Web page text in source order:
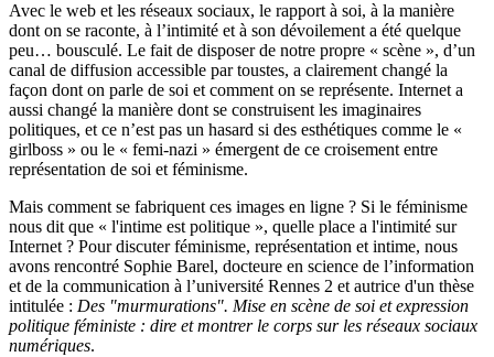
Avec le web et les réseaux sociaux, le rapport à soi, à la manière
dont on se raconte, à l’intimité et à son dévoilement a été quelque
peu… bousculé. Le fait de disposer de notre propre « scène », d’un
canal de diffusion accessible par toustes, a clairement changé la
façon dont on parle de soi et comment on se représente. Internet a
aussi changé la manière dont se construisent les imaginaires
politiques, et ce n’est pas un hasard si des esthétiques comme le «
girlboss » ou le « femi-nazi » émergent de ce croisement entre
représentation de soi et féminisme.
Mais comment se fabriquent ces images en ligne ? Si le féminisme
nous dit que « l'intime est politique », quelle place a l'intimité sur
Internet ? Pour discuter féminisme, représentation et intime, nous
avons rencontré Sophie Barel, docteure en science de l’information
et de la communication à l’université Rennes 2 et autrice d'un thèse
intitulée : Des "murmurations". Mise en scène de soi et expression
politique féministe : dire et montrer le corps sur les réseaux sociaux
numériques.